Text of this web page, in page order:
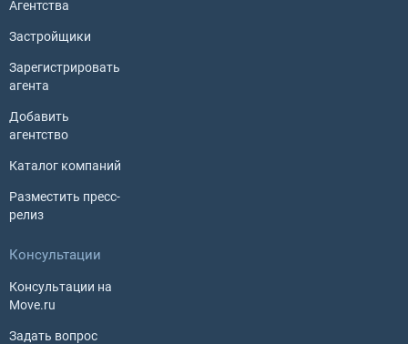
Агентства
Застройщики
Зарегистрировать
агента
Добавить
агентство
Каталог компаний
Разместить пресс-
релиз
Консультации
Консультации на
Move.ru
Задать вопрос